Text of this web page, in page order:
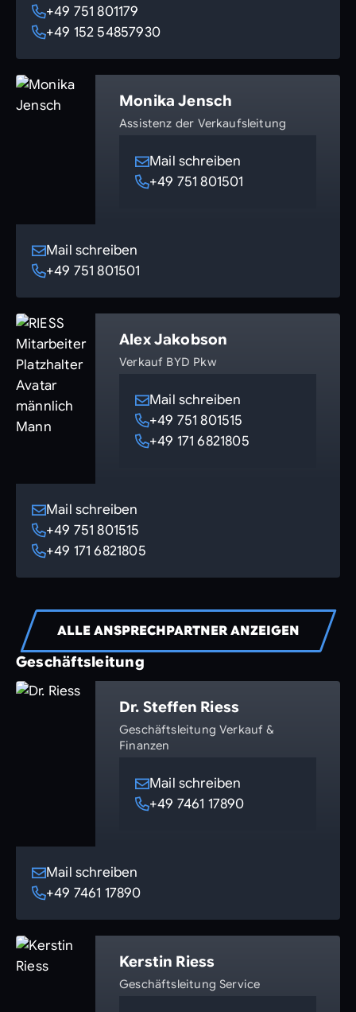
+49 751 801179
+49 152 54857930
Monika Jensch
Assistenz der Verkaufsleitung
Mail schreiben
+49 751 801501
Mail schreiben
+49 751 801501
Alex Jakobson
Verkauf BYD Pkw
Mail schreiben
+49 751 801515
+49 171 6821805
Mail schreiben
+49 751 801515
+49 171 6821805
ALLE ANSPRECHPARTNER ANZEIGEN
Geschäftsleitung
Dr. Steffen Riess
Geschäftsleitung Verkauf &
Finanzen
Mail schreiben
+49 7461 17890
Mail schreiben
+49 7461 17890
Kerstin Riess
Geschäftsleitung Service